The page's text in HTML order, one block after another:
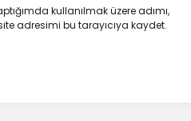
kullanılmak üzere adımı,
adresimi bu tarayıcıya kaydet.